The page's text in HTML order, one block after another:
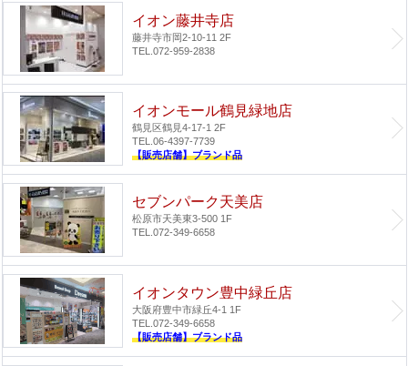
イオン藤井寺店
藤井寺市岡2-10-11 2F
TEL.072-959-2838
イオンモール鶴見緑地店
鶴見区鶴見4-17-1 2F
TEL.06-4397-7739
【販売店舗】ブランド品
セブンパーク天美店
松原市天美東3-500 1F
TEL.072-349-6658
イオンタウン豊中緑丘店
大阪府豊中市緑丘4-1 1F
TEL.072-349-6658
【販売店舗】ブランド品